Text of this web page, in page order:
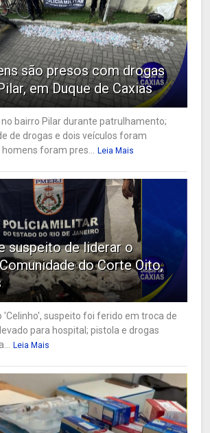
são presos com drogas
em Duque de Caxias
bairro Pilar durante patrulhamento;
de drogas e dois veículos foram
foram pres... Leia Mais
suspeito de liderar o
do Corte Oito,
'Celinho', suspeito foi ferido em troca de
para hospital; pistola e drogas
Leia Mais